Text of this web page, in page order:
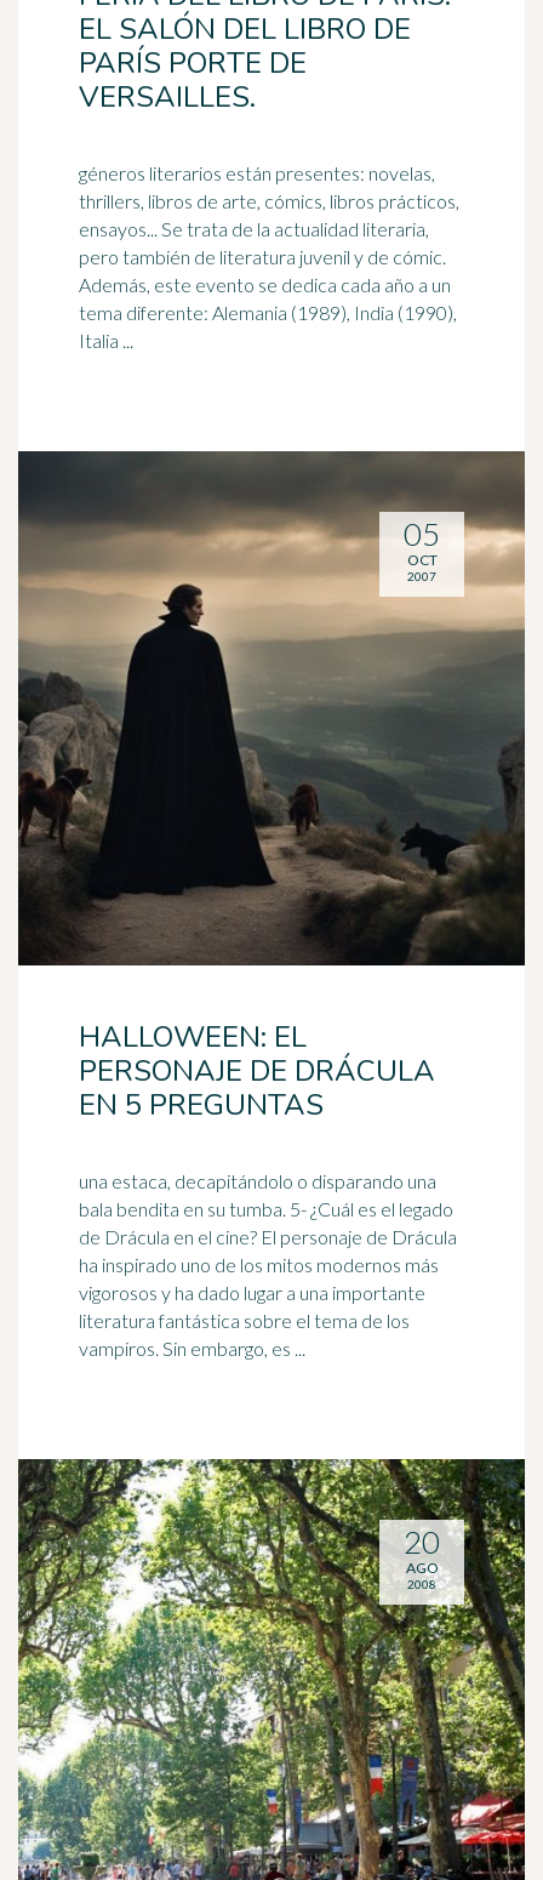
EL SALÓN DEL LIBRO DE
PARÍS PORTE DE
VERSAILLES.
géneros literarios están presentes: novelas,
thrillers, libros de arte, cómics, libros prácticos,
ensayos... Se trata de la actualidad literaria,
pero también de literatura juvenil y de cómic.
Además, este evento se dedica cada año a un
tema diferente: Alemania (1989), India (1990),
Italia ...
HALLOWEEN: EL
PERSONAJE DE DRÁCULA
EN 5 PREGUNTAS
una estaca, decapitándolo o disparando una
bala bendita en su tumba. 5- ¿Cuál es el legado
de Drácula en el cine? El personaje de Drácula
ha inspirado uno de los mitos modernos más
vigorosos y ha dado lugar a una importante
literaturafantástica sobre el tema de los
vampiros. Sin embargo, es ...
05
OCT
2007
20
AGO
2008